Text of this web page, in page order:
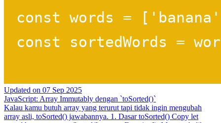
Updated on 07 Sep 2025
JavaScript: Array Immutably dengan `toSorted()`
Kalau kamu butuh array yang terurut tapi tidak ingin mengubah
array asli, toSorted() jawabannya. 1. Dasar toSorted() Copy let